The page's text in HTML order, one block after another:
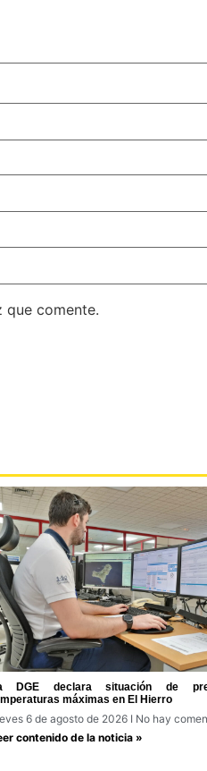
que comente.
DGE declara situación de
máximas en El Hierro
6 de agosto de 2026
No hay
contenido de la noticia »